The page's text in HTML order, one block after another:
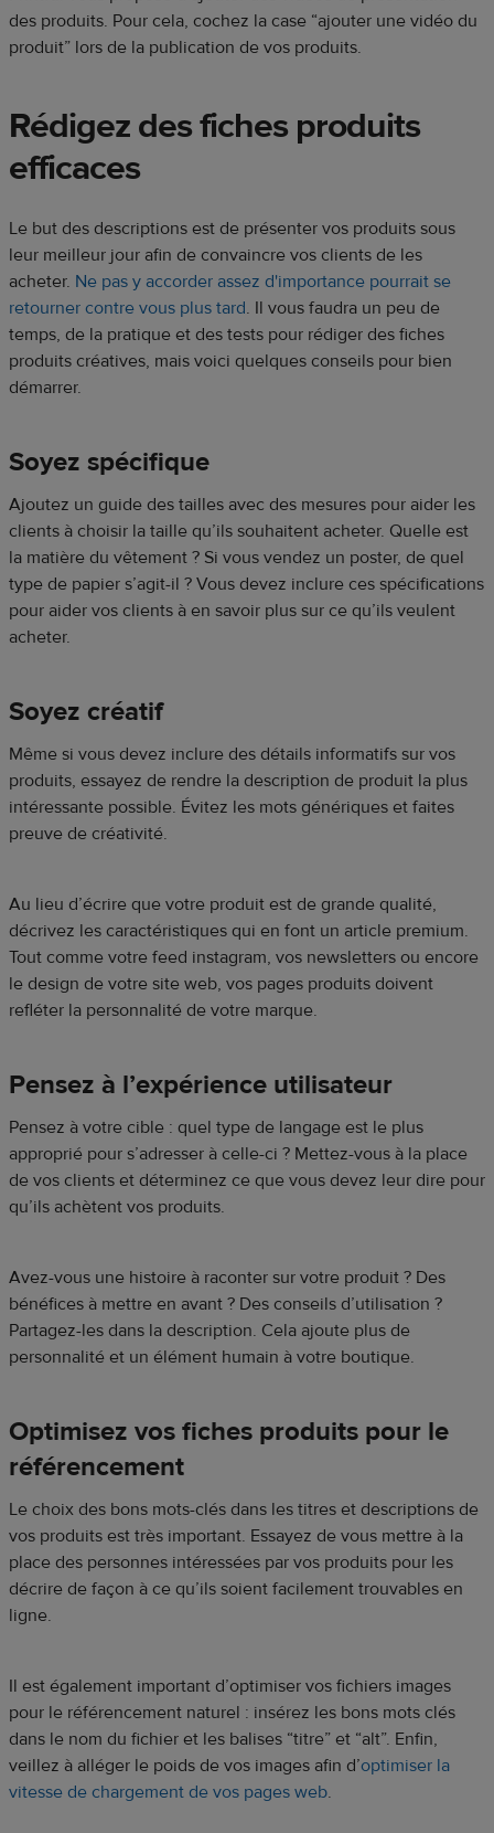
des produits. Pour cela, cochez la case “ajouter une vidéo du
produit” lors de la publication de vos produits.
Rédigez des fiches produits
efficaces
Le but des descriptions est de présenter vos produits sous
leur meilleur jour afin de convaincre vos clients de les
acheter. Ne pas y accorder assez d'importance pourrait se
retourner contre vous plus tard. Il vous faudra un peu de
temps, de la pratique et des tests pour rédiger des fiches
produits créatives, mais voici quelques conseils pour bien
démarrer.
Soyez spécifique
Ajoutez un guide des tailles avec des mesures pour aider les
clients à choisir la taille qu’ils souhaitent acheter. Quelle est
la matière du vêtement ? Si vous vendez un poster, de quel
type de papier s’agit-il ? Vous devez inclure ces spécifications
pour aider vos clients à en savoir plus sur ce qu’ils veulent
acheter.
Soyez créatif
Même si vous devez inclure des détails informatifs sur vos
produits, essayez de rendre la description de produit la plus
intéressante possible. Évitez les mots génériques et faites
preuve de créativité.
Au lieu d’écrire que votre produit est de grande qualité,
décrivez les caractéristiques qui en font un article premium.
Tout comme votre feed instagram, vos newsletters ou encore
le design de votre site web, vos pages produits doivent
refléter la personnalité de votre marque.
Pensez à l’expérience utilisateur
Pensez à votre cible : quel type de langage est le plus
approprié pour s’adresser à celle-ci ? Mettez-vous à la place
de vos clients et déterminez ce que vous devez leur dire pour
qu’ils achètent vos produits.
Avez-vous une histoire à raconter sur votre produit ? Des
bénéfices à mettre en avant ? Des conseils d’utilisation ?
Partagez-les dans la description. Cela ajoute plus de
personnalité et un élément humain à votre boutique.
Optimisez vos fiches produits pour le
référencement
Le choix des bons mots-clés dans les titres et descriptions de
vos produits est très important. Essayez de vous mettre à la
place des personnes intéressées par vos produits pour les
décrire de façon à ce qu’ils soient facilement trouvables en
ligne.
Il est également important d’optimiser vos fichiers images
pour le référencement naturel : insérez les bons mots clés
dans le nom du fichier et les balises “titre” et “alt”. Enfin,
veillez à alléger le poids de vos images afin d’optimiser la
vitesse de chargement de vos pages web.